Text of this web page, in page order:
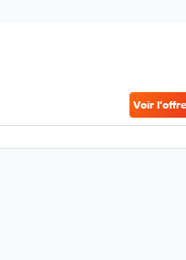
Voir l’offre